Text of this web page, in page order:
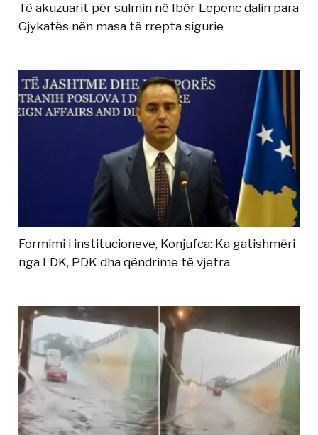
Të akuzuarit për sulmin në Ibër-Lepenc dalin para
Gjykatës nën masa të rrepta sigurie
Formimi i institucioneve, Konjufca: Ka gatishmëri
nga LDK, PDK dha qëndrime të vjetra